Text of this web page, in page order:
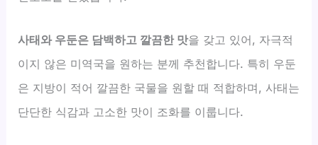
사태와 우둔은 담백하고 깔끔한 맛을 갖고 있어, 자극적
이지 않은 미역국을 원하는 분께 추천합니다. 특히 우둔
은 지방이 적어 깔끔한 국물을 원할 때 적합하며, 사태는
단단한 식감과 고소한 맛이 조화를 이룹니다.